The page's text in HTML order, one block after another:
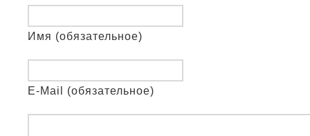
Имя (обязательное)
E-Mail (обязательное)